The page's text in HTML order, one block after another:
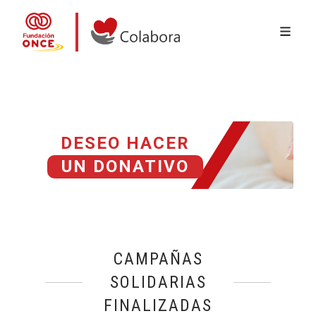
DESEO HACER
UN DONATIVO
CAMPAÑAS
SOLIDARIAS
FINALIZADAS